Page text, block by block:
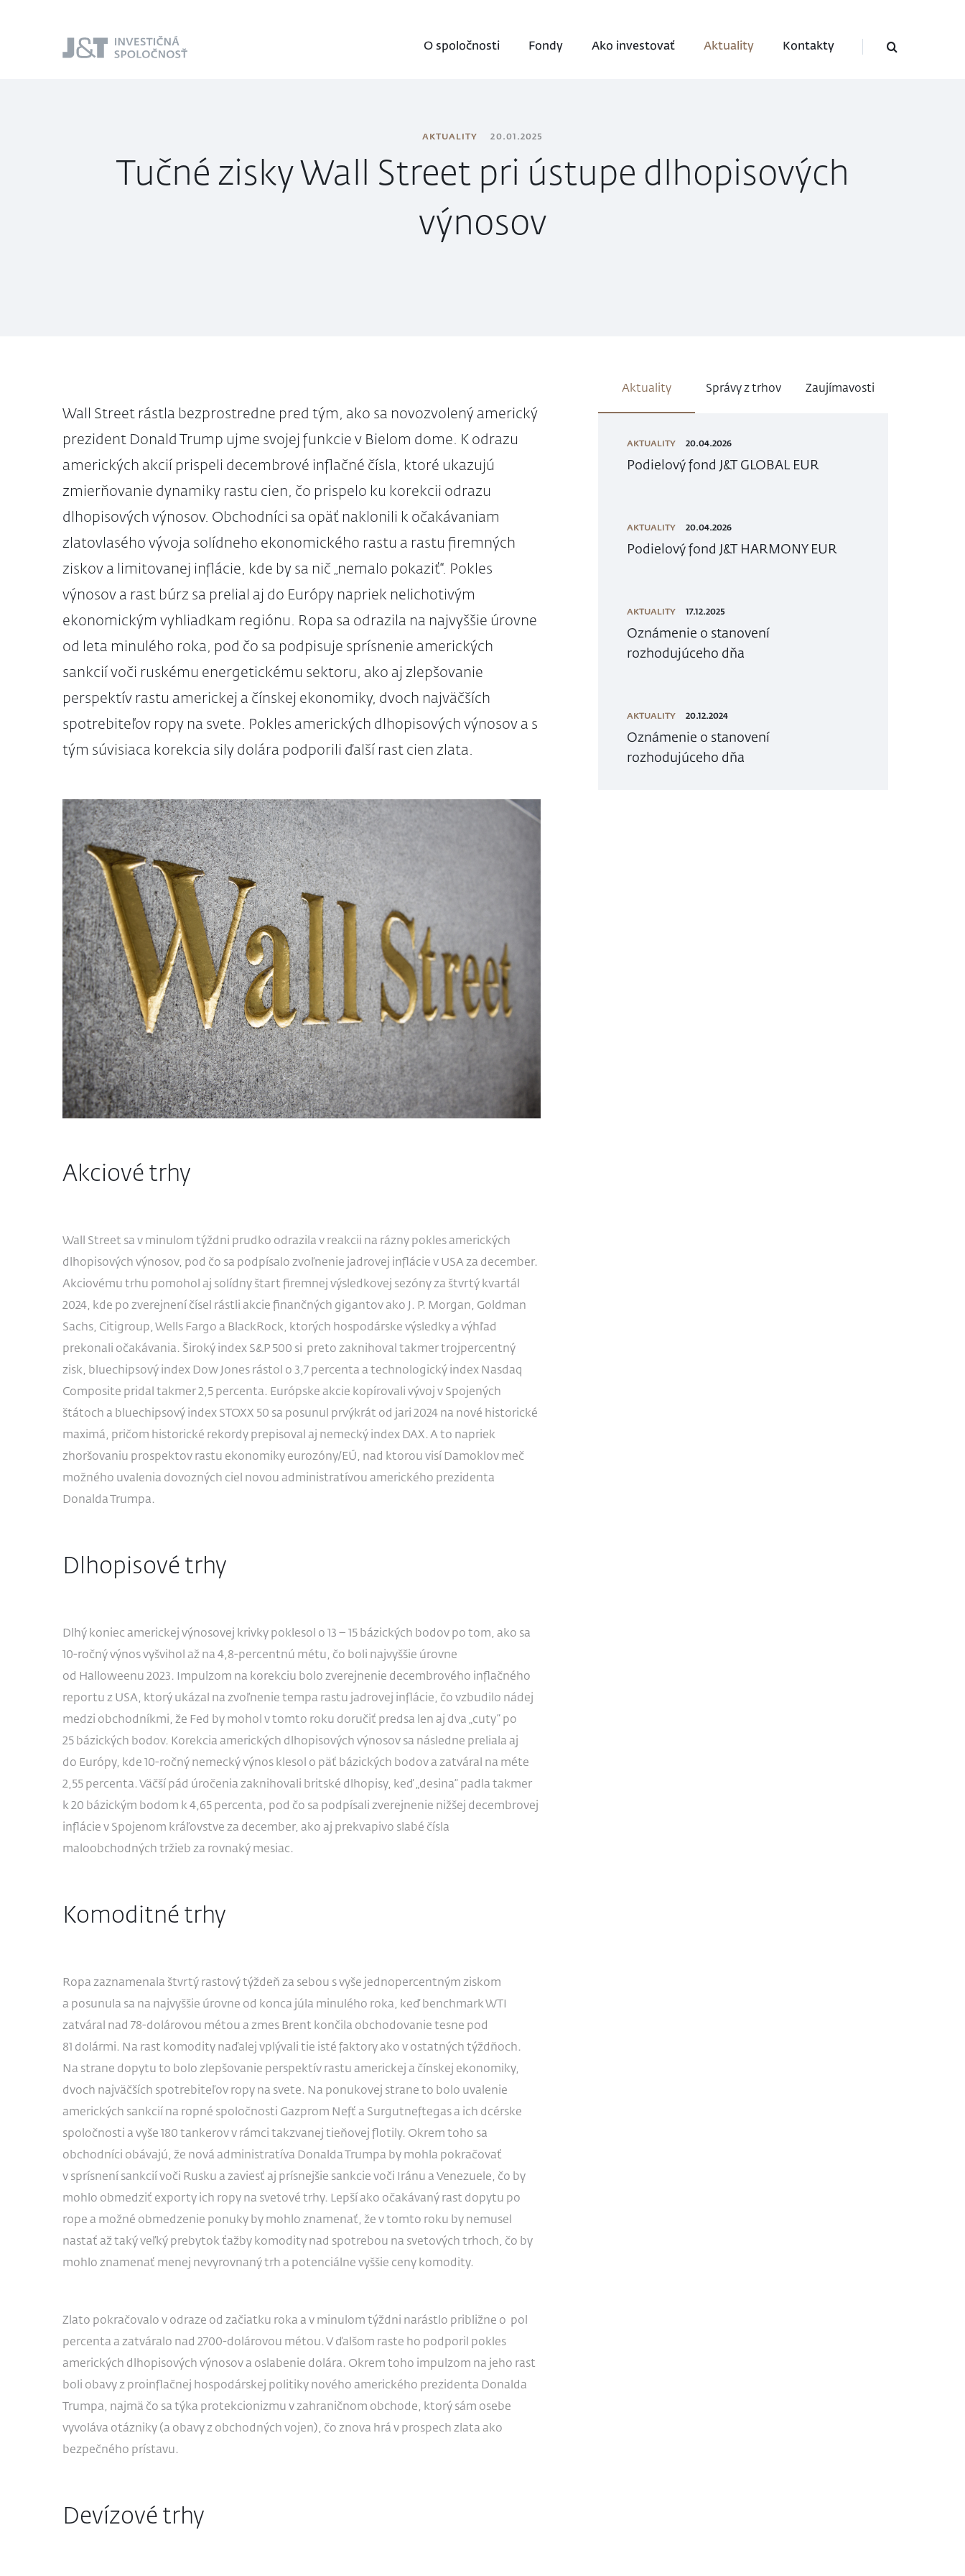
J&T Investičná
spoločnosť
O spoločnosti Fondy Ako investovať Aktuality Kontakty
AKTUALITY 20.01.2025
Tučné zisky Wall Street pri ústupe dlhopisových
výnosov
Wall Street rástla bezprostredne pred tým, ako sa novozvolený americký
prezident Donald Trump ujme svojej funkcie v Bielom dome. K odrazu
amerických akcií prispeli decembrové inflačné čísla, ktoré ukazujú
zmierňovanie dynamiky rastu cien, čo prispelo ku korekcii odrazu
dlhopisových výnosov. Obchodníci sa opäť naklonili k očakávaniam
zlatovlasého vývoja solídneho ekonomického rastu a rastu firemných
ziskov a limitovanej inflácie, kde by sa nič „nemalo pokaziť“. Pokles
výnosov a rast búrz sa prelial aj do Európy napriek nelichotivým
ekonomickým vyhliadkam regiónu. Ropa sa odrazila na najvyššie úrovne
od leta minulého roka, pod čo sa podpisuje sprísnenie amerických
sankcií voči ruskému energetickému sektoru, ako aj zlepšovanie
perspektív rastu americkej a čínskej ekonomiky, dvoch najväčších
spotrebiteľov ropy na svete. Pokles amerických dlhopisových výnosov a s
tým súvisiaca korekcia sily dolára podporili ďalší rast cien zlata.
Akciové trhy
Wall Street sa v minulom týždni prudko odrazila v reakcii na rázny pokles amerických
dlhopisových výnosov, pod čo sa podpísalo zvoľnenie jadrovej inflácie v USA za december.
Akciovému trhu pomohol aj solídny štart firemnej výsledkovej sezóny za štvrtý kvartál
2024, kde po zverejnení čísel rástli akcie finančných gigantov ako J. P. Morgan, Goldman
Sachs, Citigroup, Wells Fargo a BlackRock, ktorých hospodárske výsledky a výhľad
prekonali očakávania. Široký index S&P 500 si preto zaknihoval takmer trojpercentný
zisk, bluechipsový index Dow Jones rástol o 3,7 percenta a technologický index Nasdaq
Composite pridal takmer 2,5 percenta. Európske akcie kopírovali vývoj v Spojených
štátoch a bluechipsový index STOXX 50 sa posunul prvýkrát od jari 2024 na nové historické
maximá, pričom historické rekordy prepisoval aj nemecký index DAX. A to napriek
zhoršovaniu prospektov rastu ekonomiky eurozóny/EÚ, nad ktorou visí Damoklov meč
možného uvalenia dovozných ciel novou administratívou amerického prezidenta
Donalda Trumpa.
Dlhopisové trhy
Dlhý koniec americkej výnosovej krivky poklesol o 13 – 15 bázických bodov po tom, ako sa
10-ročný výnos vyšvihol až na 4,8-percentnú métu, čo boli najvyššie úrovne
od Halloweenu 2023. Impulzom na korekciu bolo zverejnenie decembrového inflačného
reportu z USA, ktorý ukázal na zvoľnenie tempa rastu jadrovej inflácie, čo vzbudilo nádej
medzi obchodníkmi, že Fed by mohol v tomto roku doručiť predsa len aj dva „cuty“ po
25 bázických bodov. Korekcia amerických dlhopisových výnosov sa následne preliala aj
do Európy, kde 10-ročný nemecký výnos klesol o päť bázických bodov a zatváral na méte
2,55 percenta. Väčší pád úročenia zaknihovali britské dlhopisy, keď „desina“ padla takmer
k 20 bázickým bodom k 4,65 percenta, pod čo sa podpísali zverejnenie nižšej decembrovej
inflácie v Spojenom kráľovstve za december, ako aj prekvapivo slabé čísla
maloobchodných tržieb za rovnaký mesiac.
Komoditné trhy
Ropa zaznamenala štvrtý rastový týždeň za sebou s vyše jednopercentným ziskom
a posunula sa na najvyššie úrovne od konca júla minulého roka, keď benchmark WTI
zatváral nad 78-dolárovou métou a zmes Brent končila obchodovanie tesne pod
81 dolármi. Na rast komodity naďalej vplývali tie isté faktory ako v ostatných týždňoch.
Na strane dopytu to bolo zlepšovanie perspektív rastu americkej a čínskej ekonomiky,
dvoch najväčších spotrebiteľov ropy na svete. Na ponukovej strane to bolo uvalenie
amerických sankcií na ropné spoločnosti Gazprom Nefť a Surgutneftegas a ich dcérske
spoločnosti a vyše 180 tankerov v rámci takzvanej tieňovej flotily. Okrem toho sa
obchodníci obávajú, že nová administratíva Donalda Trumpa by mohla pokračovať
v sprísnení sankcií voči Rusku a zaviesť aj prísnejšie sankcie voči Iránu a Venezuele, čo by
mohlo obmedziť exporty ich ropy na svetové trhy. Lepší ako očakávaný rast dopytu po
rope a možné obmedzenie ponuky by mohlo znamenať, že v tomto roku by nemusel
nastať až taký veľký prebytok ťažby komodity nad spotrebou na svetových trhoch, čo by
mohlo znamenať menej nevyrovnaný trh a potenciálne vyššie ceny komodity.
Zlato pokračovalo v odraze od začiatku roka a v minulom týždni narástlo približne o pol
percenta a zatváralo nad 2700-dolárovou métou. V ďalšom raste ho podporil pokles
amerických dlhopisových výnosov a oslabenie dolára. Okrem toho impulzom na jeho rast
boli obavy z proinflačnej hospodárskej politiky nového amerického prezidenta Donalda
Trumpa, najmä čo sa týka protekcionizmu v zahraničnom obchode, ktorý sám osebe
vyvoláva otázniky (a obavy z obchodných vojen), čo znova hrá v prospech zlata ako
bezpečného prístavu.
Devízové trhy
Aktuality Správy z trhov Zaujímavosti
AKTUALITY 20.04.2026
Podielový fond J&T GLOBAL EUR
AKTUALITY 20.04.2026
Podielový fond J&T HARMONY EUR
AKTUALITY 17.12.2025
Oznámenie o stanovení
rozhodujúceho dňa
AKTUALITY 20.12.2024
Oznámenie o stanovení
rozhodujúceho dňa